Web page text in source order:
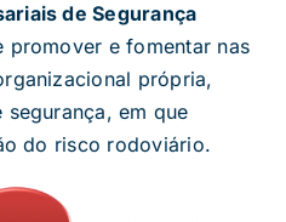
de Segurança
promover e fomentar nas
própria,
segurança, em que
do risco rodoviário.